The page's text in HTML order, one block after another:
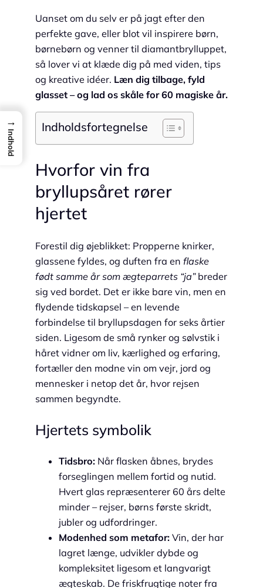
Uanset om du selv er på jagt efter den
perfekte gave, eller blot vil inspirere børn,
børnebørn og venner til diamantbrylluppet,
så lover vi at klæde dig på med viden, tips
og kreative idéer. Læn dig tilbage, fyld
glasset – og lad os skåle for 60 magiske år.
Indholdsfortegnelse
Hvorfor vin fra
bryllupsåret rører
hjertet
Forestil dig øjeblikket: Propperne knirker,
glassene fyldes, og duften fra en flaske
født samme år som ægteparrets “ja”breder
sig ved bordet. Det er ikke bare vin, men en
flydende tidskapsel – en levende
forbindelse til bryllupsdagen for seks årtier
siden. Ligesom de små rynker og sølvstik i
håret vidner om liv, kærlighed og erfaring,
fortæller den modne vin om vejr, jord og
mennesker i netop det år, hvor rejsen
sammen begyndte.
Hjertets symbolik
Tidsbro: Når flasken åbnes, brydes
forseglingen mellem fortid og nutid.
Hvert glas repræsenterer 60 års delte
minder – rejser, børns første skridt,
jubler og udfordringer.
Modenhed som metafor: Vin, der har
lagret længe, udvikler dybde og
kompleksitet ligesom et langvarigt
ægteskab. De friskfrugtige noter fra
→
Indhold